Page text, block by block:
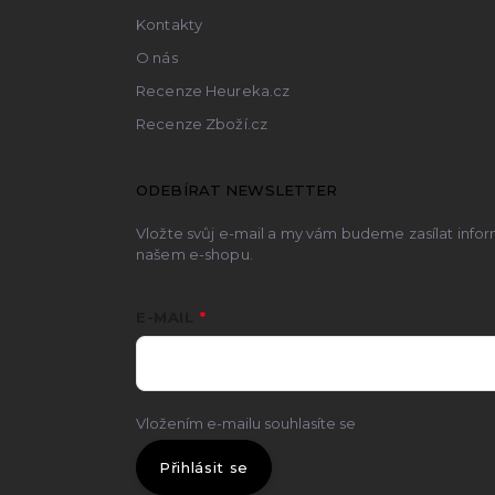
Kontakty
O nás
Recenze Heureka.cz
Recenze Zboží.cz
ODEBÍRAT NEWSLETTER
Vložte svůj e-mail a my vám budeme zasílat
našem e-shopu.
Vložením e-mailu souhlasíte se
Přihlásit se